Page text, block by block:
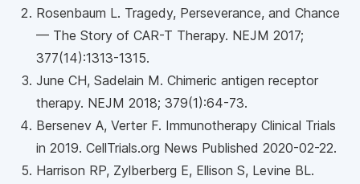
Rosenbaum L. Tragedy, Perseverance, and Chance
— The Story of CAR-T Therapy. NEJM 2017;
377(14):1313-1315.
June CH, Sadelain M. Chimeric antigen receptor
therapy. NEJM 2018; 379(1):64-73.
Bersenev A, Verter F. Immunotherapy Clinical Trials
in 2019. CellTrials.org News Published 2020-02-22.
Harrison RP, Zylberberg E, Ellison S, Levine BL.